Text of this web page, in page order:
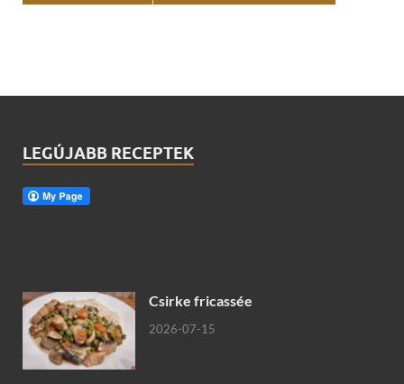
LEGÚJABB RECEPTEK
Csirke fricassée
2026-07-15